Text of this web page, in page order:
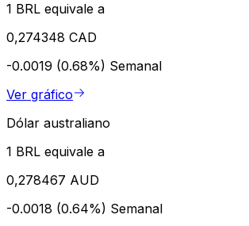
1 BRL equivale a
0,274348 CAD
-0.0019 (0.68%) Semanal
Ver gráfico
Dólar australiano
1 BRL equivale a
0,278467 AUD
-0.0018 (0.64%) Semanal